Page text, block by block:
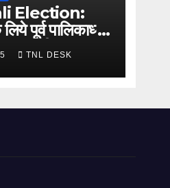
Election:
पूर्व पालिकाध्यक्ष
की कमान
TNL DESK